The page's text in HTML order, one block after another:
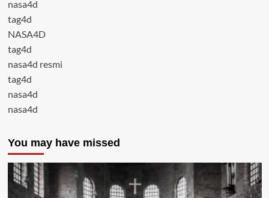
nasa4d
tag4d
NASA4D
tag4d
nasa4d resmi
tag4d
nasa4d
nasa4d
You may have missed